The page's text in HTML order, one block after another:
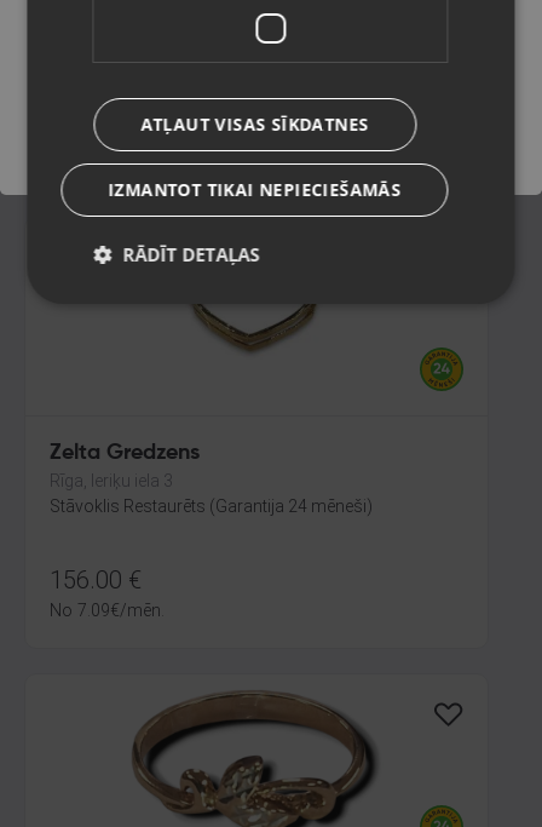
Daugavpils, Jātnieku iela 78-1B
Stāvoklis Restaurēts (Garantija 24 mēneši)
368.00 €
16.73€/mēn.
Zelta Gredzens
Rīga, Ieriķu iela 3
Stāvoklis Restaurēts (Garantija 24 mēneši)
156.00 €
No 7.09€/mēn.
Saglabāt
ATĻAUT VISAS SĪKDATNES
IZMANTOT TIKAI NEPIECIEŠAMĀS
RĀDĪT DETAĻAS